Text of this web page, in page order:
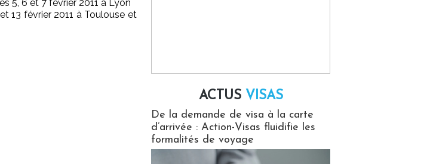
5, 6 et 7 février 2011 à Lyon
13 février 2011 à Toulouse et
ACTUS VISAS
De la demande de visa à la carte
d’arrivée : Action-Visas fluidifie les
formalités de voyage